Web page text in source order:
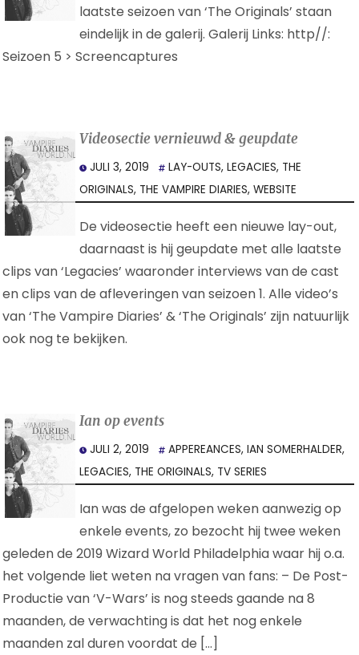
laatste seizoen van ‘The Originals’ staan
eindelijk in de galerij. Galerij Links: http//:
Seizoen 5 > Screencaptures
Videosectie vernieuwd & geupdate
JULI 3, 2019 LAY-OUTS,LEGACIES, THE
ORIGINALS, THE VAMPIRE DIARIES,WEBSITE
De videosectie heeft een nieuwe lay-out,
daarnaast is hij geupdate met alle laatste
clips van ‘Legacies’ waaronder interviews van de cast
en clips van de afleveringen van seizoen 1. Alle video’s
van ‘The Vampire Diaries’ & ‘The Originals’ zijn natuurlijk
ook nog te bekijken.
Ian op events
JULI 2, 2019 APPEREANCES,IAN SOMERHALDER,
LEGACIES, THE ORIGINALS, TV SERIES
Ian was de afgelopen weken aanwezig op
enkele events, zo bezocht hij twee weken
geleden de 2019 Wizard World Philadelphia waar hij o.a.
het volgende liet weten na vragen van fans: – De Post-
Productie van ‘V-Wars’ is nog steeds gaande na 8
maanden, de verwachting is dat het nog enkele
maanden zal duren voordat de […]